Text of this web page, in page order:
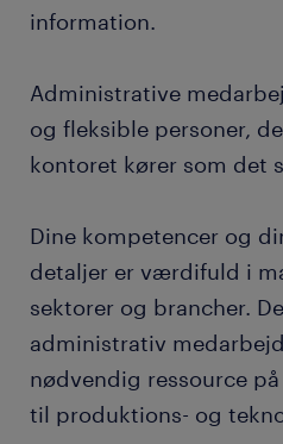
information.
Administrative
og fleksible personer,
kontoret kører som det
Dine kompetencer og
detaljer er værdifuld i
sektorer og brancher.
administrativ
nødvendig ressource
til produktions- og